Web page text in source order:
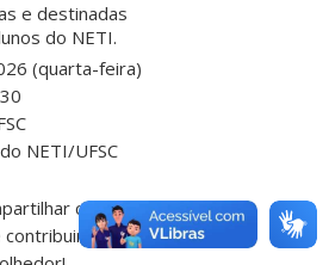
e destinadas
do NETI.
(quarta-feira)
NETI/UFSC
conhecimentos,
para um ambiente